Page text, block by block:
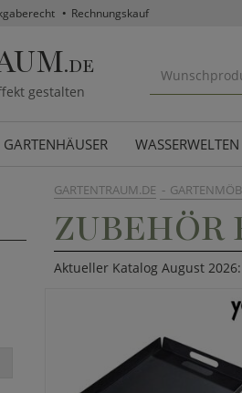
Rechnungskauf
.DE
gestalten
GARTENHÄUSER WASSERWELTEN
GARTENTRAUM.DE
ZUBEHÖR
Aktueller Katalog August